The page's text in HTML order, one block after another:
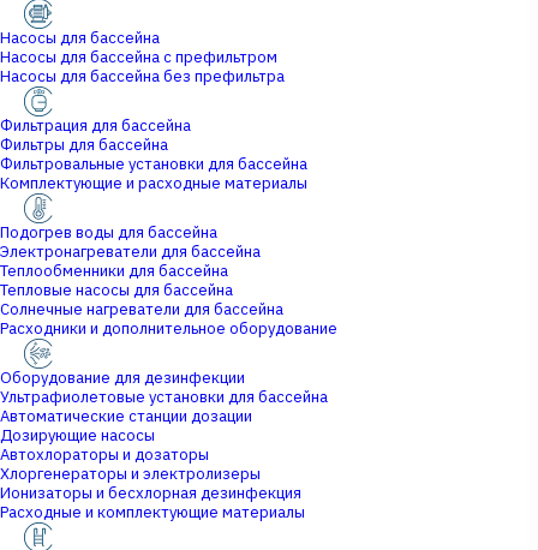
Насосы для бассейна
Насосы для бассейна с префильтром
Насосы для бассейна без префильтра
Фильтрация для бассейна
Фильтры для бассейна
Фильтровальные установки для бассейна
Комплектующие и расходные материалы
Подогрев воды для бассейна
Электронагреватели для бассейна
Теплообменники для бассейна
Тепловые насосы для бассейна
Солнечные нагреватели для бассейна
Расходники и дополнительное оборудование
Оборудование для дезинфекции
Ультрафиолетовые установки для бассейна
Автоматические станции дозации
Дозирующие насосы
Автохлораторы и дозаторы
Хлоргенераторы и электролизеры
Ионизаторы и бесхлорная дезинфекция
Расходные и комплектующие материалы